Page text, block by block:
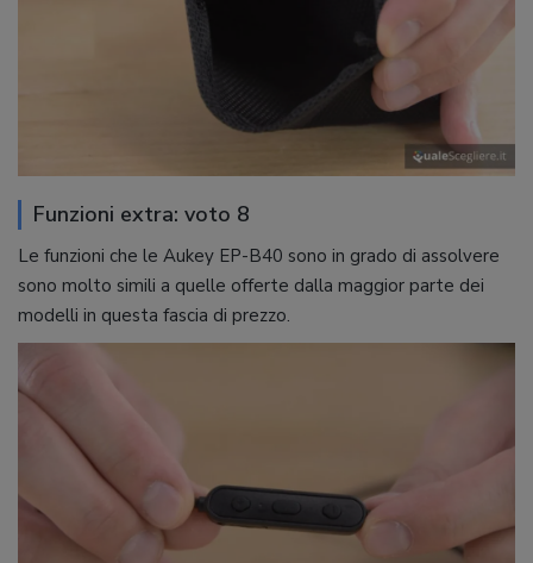
Funzioni extra: voto 8
Le funzioni che le Aukey EP-B40 sono in grado di assolvere
sono molto simili a quelle offerte dalla maggior parte dei
modelli in questa fascia di prezzo.